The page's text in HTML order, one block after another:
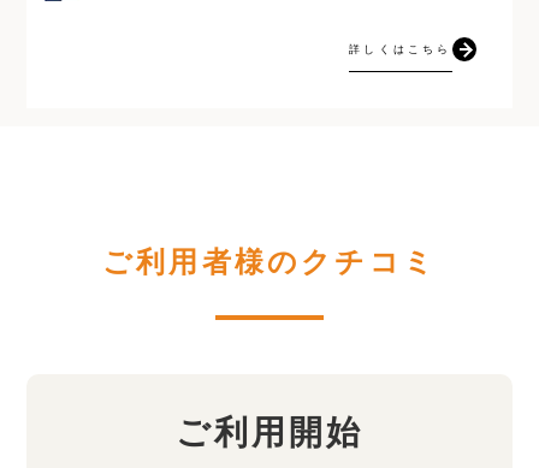
詳しくはこちら
ご利用者様のクチコミ
ご利用開始